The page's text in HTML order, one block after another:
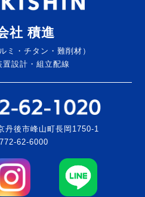
社 積進
ミ・チタン・難削材）
置設計・組立配線
丹後市峰山町長岡1750-1
62-6000